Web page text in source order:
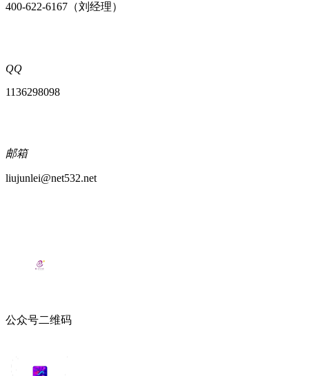
400-622-6167（刘经理）
QQ
1136298098
邮箱
liujunlei@net532.net
公众号二维码